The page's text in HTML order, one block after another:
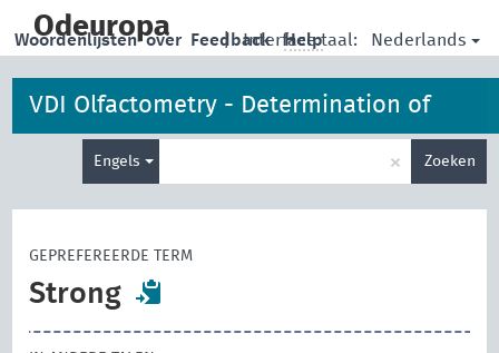
main
Odeuropa | Interface taal: Nederlands
Woordenlijsten over Feedback Help
VDI Olfactometry - Determination of
Hedonic Odour Tone
Engels × Zoeken
GEPREFEREERDE TERM
Strong